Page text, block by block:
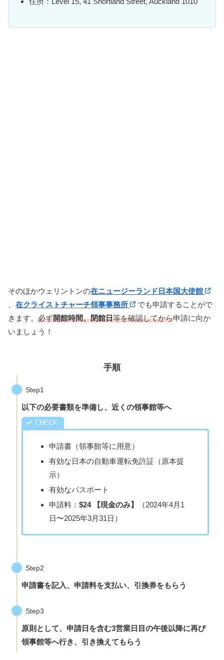
そのほかウェリントンの在ニュージーランド日本国大使館
在クライストチャーチ領事事務所
でも申請することがで
きます。 必ず開館時間、閉館日等を確認してから申請に向か
いましょう！
手順
Step1
以下の必要書類を準備し、近くの領事館等へ
申請書（領事館等に用意）
有効な日本の自動車運転免許証（原本提
示）
有効なパスポート
申請料： $24 【現金のみ】
（2024年4月1
日〜2025年3月31日）
Step2
申請書を記入、申請料を支払い、引換券をもらう
Step3
原則として、申請日を含む3営業日目の午後以降に再び
領事館等へ行き、引き換えてもらう